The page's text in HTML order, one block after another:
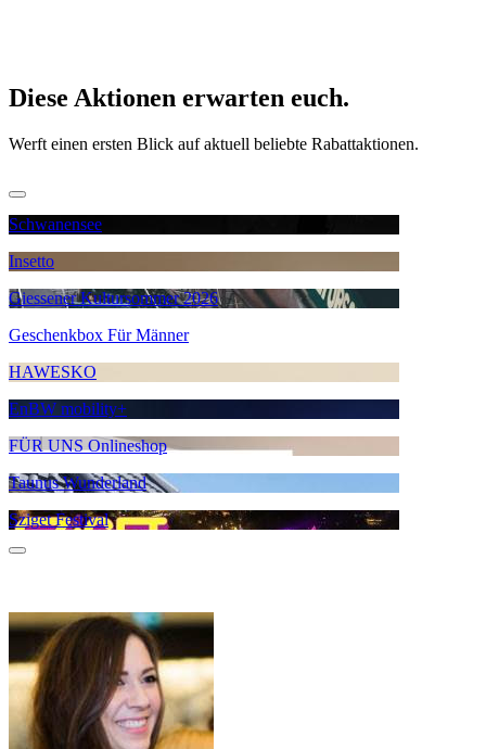
Diese Aktionen erwarten euch.
Werft einen ersten Blick auf aktuell beliebte Rabattaktionen.
Schwanensee
Insetto
Giessener Kultursommer 2026
Geschenkbox Für Männer
HAWESKO
EnBW mobility+
FÜR UNS Onlineshop
Taunus Wunderland
Sziget Festival